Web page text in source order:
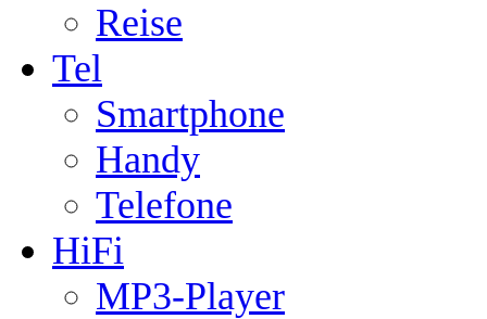
Reise
Tel
Smartphone
Handy
Telefone
HiFi
MP3-Player